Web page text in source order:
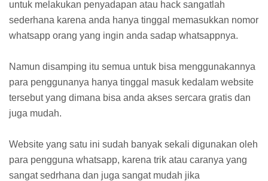
untuk melakukan penyadapan atau hack sangatlah
sederhana karena anda hanya tinggal memasukkan nomor
whatsapp orang yang ingin anda sadap whatsappnya.
Namun disamping itu semua untuk bisa menggunakannya
para penggunanya hanya tinggal masuk kedalam website
tersebut yang dimana bisa anda akses sercara gratis dan
juga mudah.
Website yang satu ini sudah banyak sekali digunakan oleh
para pengguna whatsapp, karena trik atau caranya yang
sangat sedrhana dan juga sangat mudah jika